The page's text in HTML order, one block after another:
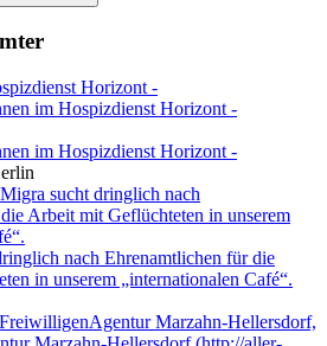
im Hospizdienst Horizont -
nach Ehrenamtlichen für die
in unserem „internationalen Café“.